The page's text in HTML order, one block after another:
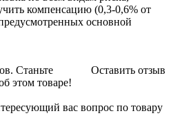
компенсацию (0,3-0,6% от
основной
Оставить отзыв
Станьте
этом товаре!
вас вопрос по товару